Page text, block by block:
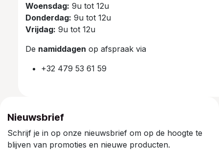
Woensdag: 9u tot 12u
Donderdag: 9u tot 12u
Vrijdag: 9u tot 12u
De namiddagen op afspraak via
+32 479 53 61 59
Nieuwsbrief
Schrijf je in op onze nieuwsbrief om op de hoogte te
blijven van promoties en nieuwe producten.